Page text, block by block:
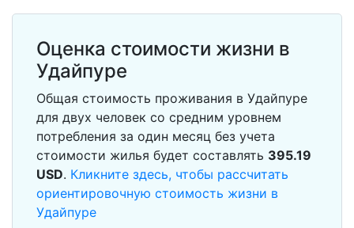
Оценка стоимости жизни в
Удайпуре
Общая стоимость проживания в Удайпуре
для двух человек со средним уровнем
потребления за один месяц без учета
стоимости жилья будет составлять 395.19
USD. Кликните здесь, чтобы рассчитать
ориентировочную стоимость жизни в
Удайпуре